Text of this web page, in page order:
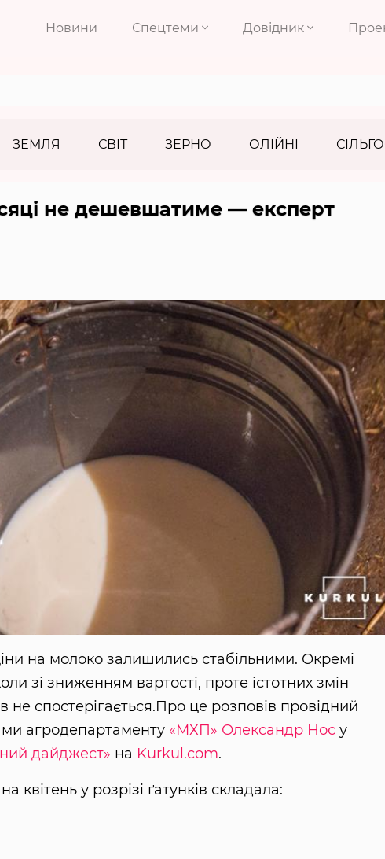
Новини Спецтеми Довідник
ЗЕМЛЯ СВІТ ЗЕРНО ОЛІЙНІ
не дешевшатиме — експерт
на молоко залишились стабільними. Окремі
зі зниженням вартості, проте істотних змін
не спостерігається.Про це розповів провідний
агродепартаменту «МХП» Олександр Носу
дайджест» на Kurkul.com.
квітень у розрізі ґатунків складала: